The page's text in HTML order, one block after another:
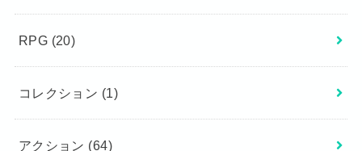
RPG (20)
コレクション (1)
アクション (64)